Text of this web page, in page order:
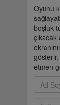
Oyunu
boşluk
gösterir.
etmen